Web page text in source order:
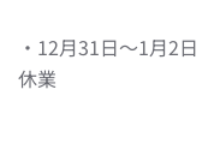
・12月31日〜1月2日
休業